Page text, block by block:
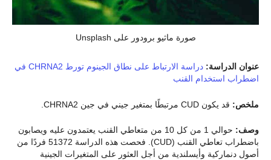
صورة ماثيو برودور على Unsplash
عنوان الدراسة:
دراسة الارتباط على نطاق الجينوم تورط CHRNA2 في
اضطراب استخدام القنب
ملخص: قد يكون CUD مرتبطًا بمتغير جيني في جين CHRNA2.
وصف:
حوالي 1 من كل 10 من متعاطي القنب يعتمدون عليه ويصابون
باضطراب تعاطي القنب (CUD). فحصت هذه الدراسة 51372 فردًا من
أصول دنماركية وأيسلندية من أجل العثور على المتغيرات الجينية